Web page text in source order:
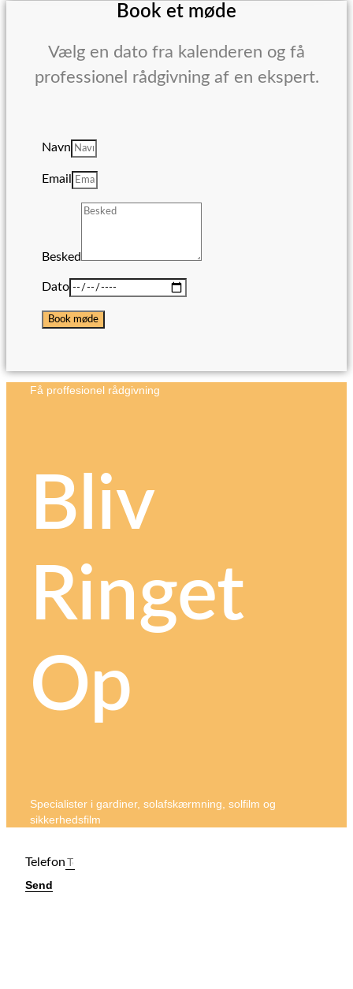
Book et møde
Vælg en dato fra kalenderen og få
professionel rådgivning af en ekspert.
Navn
Email
Besked
Dato
Book møde
Få proffesionel rådgivning
Bliv
Ringet
Op
Specialister i gardiner, solafskærmning, solfilm og
sikkerhedsfilm
Telefon
Send